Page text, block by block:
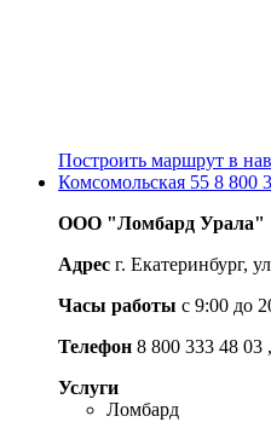
Построить маршрут в
Комсомольская 55 8 800
ООО "Ломбард Урала"
Адрес г. Екатеринбург,
Часы работы c 9:00 до
Телефон 8 800 333 48 03 ,
Услуги
Ломбард